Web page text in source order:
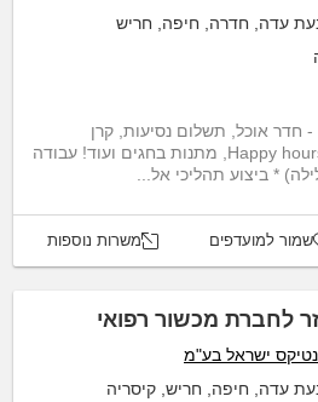
עדה, חדרה, חיפה, חריש
חדר אוכל, תשלום נסיעות, קרן
השתלמות, אירועי חברה, Happy hours, מתנות בחגים ועוד! עבודה
שמור למועדפים משרות נוספות
לחברת מכשור רפואי
ישראל בע"מ
עדה, חיפה, חריש, קיסריה